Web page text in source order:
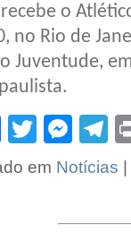
o
no Rio de
Juventude,
Facebook
Twitter
em Notícias |